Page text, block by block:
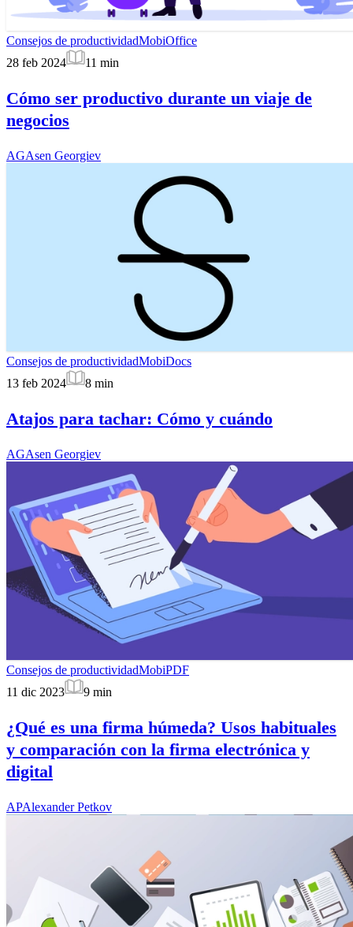
Consejos de productividadMobiOffice
28 feb 2024
11 min
Cómo ser productivo durante un viaje de
negocios
AGAsen Georgiev
Consejos de productividadMobiDocs
13 feb 2024
8 min
Atajos para tachar: Cómo y cuándo
AGAsen Georgiev
Consejos de productividadMobiPDF
11 dic 2023
9 min
¿Qué es una firma húmeda? Usos habituales
y comparación con la firma electrónica y
digital
APAlexander Petkov